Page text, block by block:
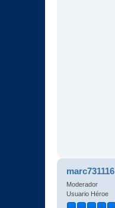
marc731116
Moderador
Usuario Héroe